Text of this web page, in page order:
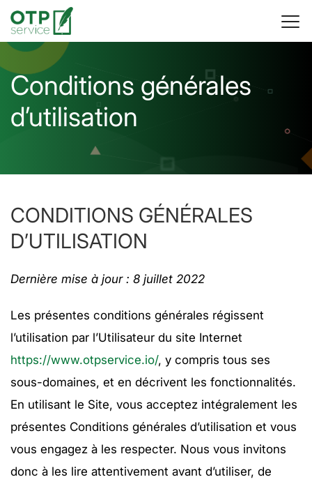
Conditions générales
d’utilisation
CONDITIONS GÉNÉRALES
D’UTILISATION
Dernière mise à jour : 8 juillet 2022
Les présentes conditions générales régissent
l’utilisation par l’Utilisateur du site Internet
https://www.otpservice.io/, y compris tous ses
sous-domaines, et en décrivent les fonctionnalités.
En utilisant le Site, vous acceptez intégralement les
présentes Conditions générales d’utilisation et vous
vous engagez à les respecter. Nous vous invitons
donc à les lire attentivement avant d’utiliser, de